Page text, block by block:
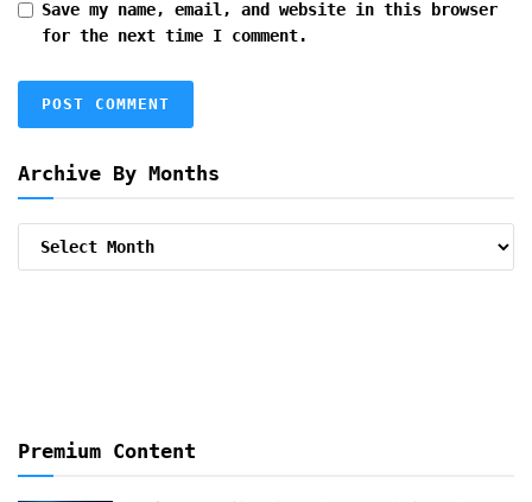
Save my name, email, and website in this browser
for the next time I comment.
Archive By Months
Premium Content